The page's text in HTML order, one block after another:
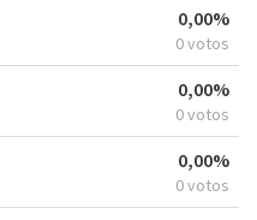
0,00%
0 votos
0,00%
0 votos
0,00%
0 votos